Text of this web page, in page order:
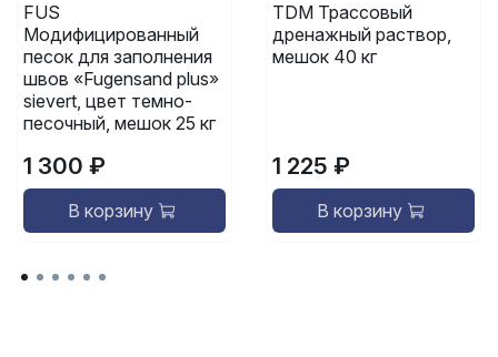
FUS
Модифицированный
песок для заполнения
швов «Fugensand plus»
sievert, цвет темно-
песочный, мешок 25 кг
1 300 ₽
В корзину
TDM Трассовый
дренажный раствор,
мешок 40 кг
1 225 ₽
В корзину